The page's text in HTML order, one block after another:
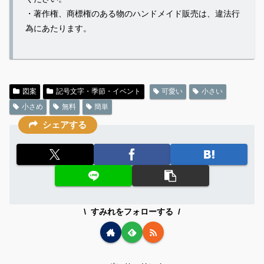
・著作権、商標権のある物のハンドメイド販売は、違法行
為にあたります。
図案 記号文字・季節・イベント 可愛い
小さい
小さめ
無料 簡単
シェアする
すみれをフォローする